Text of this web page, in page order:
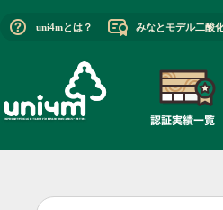
uni4mとは？ みなとモデル二酸